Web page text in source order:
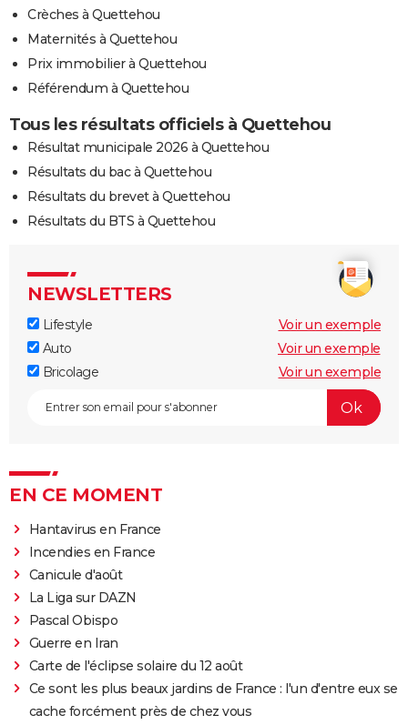
Crèches à Quettehou
Maternités à Quettehou
Prix immobilier à Quettehou
Référendum à Quettehou
Tous les résultats officiels à Quettehou
Résultat municipale 2026 à Quettehou
Résultats du bac à Quettehou
Résultats du brevet à Quettehou
Résultats du BTS à Quettehou
NEWSLETTERS
Lifestyle
Voir un exemple
Auto
Voir un exemple
Bricolage
Voir un exemple
EN CE MOMENT
Hantavirus en France
Incendies en France
Canicule d'août
La Liga sur DAZN
Pascal Obispo
Guerre en Iran
Carte de l'éclipse solaire du 12 août
Ce sont les plus beaux jardins de France : l'un d'entre eux se
cache forcément près de chez vous